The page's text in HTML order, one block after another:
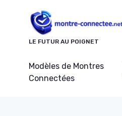
LE FUTUR AU POIGNET
Modèles de Montres
Connectées